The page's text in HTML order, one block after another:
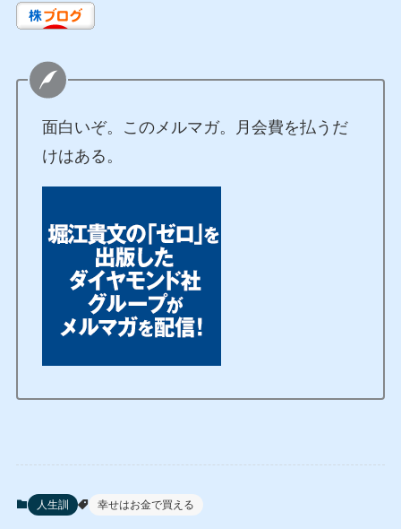
面白いぞ。このメルマガ。月会費を払うだ
けはある。
人生訓 幸せはお金で買える